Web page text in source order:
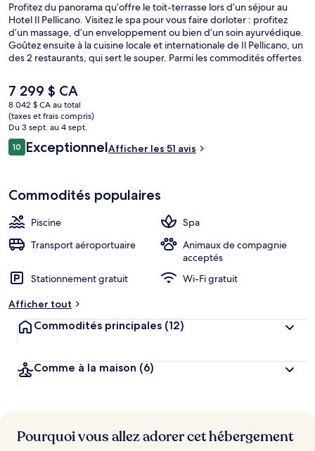
Profitez du panorama qu’offre le toit-terrasse lors d’un séjour au
Hotel Il Pellicano. Visitez le spa pour vous faire dorloter : profitez
d’un massage, d’un enveloppement ou bien d’un soin ayurvédique.
Goûtez ensuite à la cuisine locale et internationale de Il Pellicano, un
des 2 restaurants, qui sert le souper. Parmi les commodités offertes
d’entraînement et un centre d’entraînement physique.
Le
prix
actuel
est
de 7 299 $ CA
7 299 $ CA
8 042 $ CA au total
(taxes et frais compris)
Du 3 sept. au 4 sept.
Avis
1010 sur 10 –
ExceptionnelAfficher les 51 avis
Commodités populaires
Piscine
Spa
Transport aéroportuaire
Animaux de compagnie
acceptés
Stationnement gratuit
Wi-Fi gratuit
Afficher tout
Commodités principales (12)
Comme à la maison (6)
Pourquoi vous allez adorer cet hébergement